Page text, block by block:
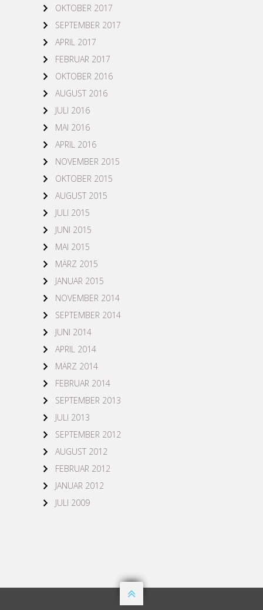
OKTOBER 2017
SEPTEMBER 2017
APRIL 2017
FEBRUAR 2017
OKTOBER 2016
AUGUST 2016
JULI 2016
MAI 2016
APRIL 2016
NOVEMBER 2015
OKTOBER 2015
AUGUST 2015
JULI 2015
JUNI 2015
MAI 2015
MÄRZ 2015
JANUAR 2015
NOVEMBER 2014
SEPTEMBER 2014
JUNI 2014
APRIL 2014
MÄRZ 2014
FEBRUAR 2014
SEPTEMBER 2013
JULI 2013
SEPTEMBER 2012
AUGUST 2012
FEBRUAR 2012
JANUAR 2012
JULI 2009
